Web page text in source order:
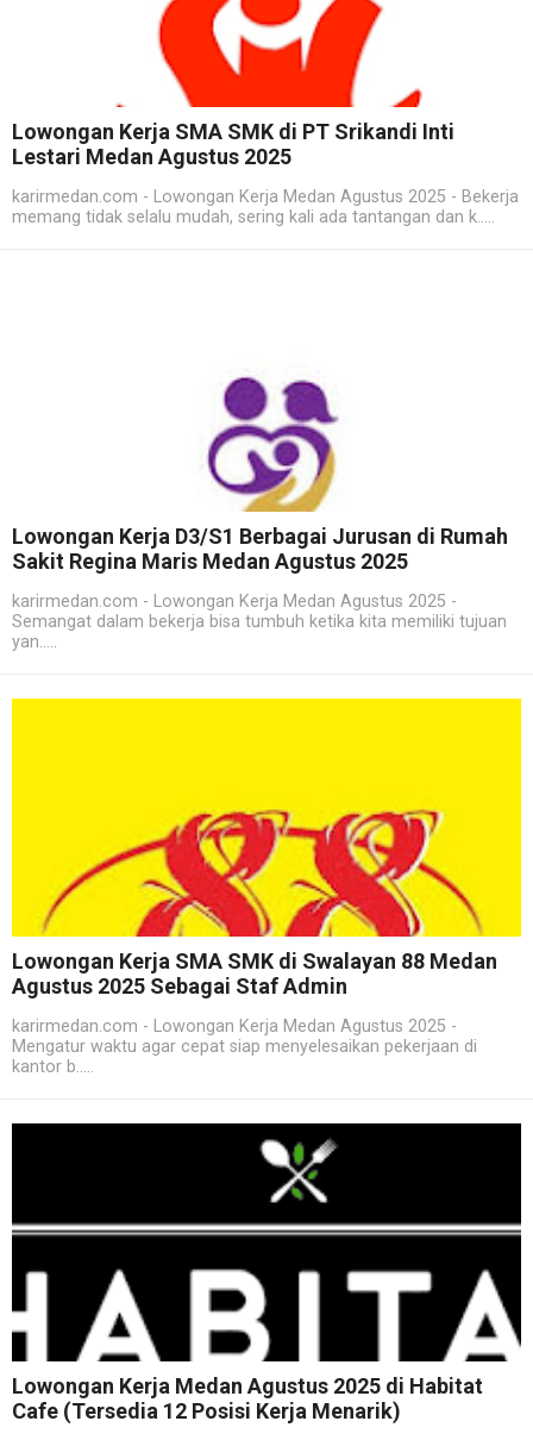
Lowongan Kerja SMA SMK di PT Srikandi Inti
Lestari Medan Agustus 2025
karirmedan.com - Lowongan Kerja Medan Agustus 2025 - Bekerja
memang tidak selalu mudah, sering kali ada tantangan dan k.....
Lowongan Kerja D3/S1 Berbagai Jurusan di Rumah
Sakit Regina Maris Medan Agustus 2025
karirmedan.com - Lowongan Kerja Medan Agustus 2025 -
Semangat dalam bekerja bisa tumbuh ketika kita memiliki tujuan
yan.....
Lowongan Kerja SMA SMK di Swalayan 88 Medan
Agustus 2025 Sebagai Staf Admin
karirmedan.com - Lowongan Kerja Medan Agustus 2025 -
Mengatur waktu agar cepat siap menyelesaikan pekerjaan di
kantor b.....
Lowongan Kerja Medan Agustus 2025 di Habitat
Cafe (Tersedia 12 Posisi Kerja Menarik)